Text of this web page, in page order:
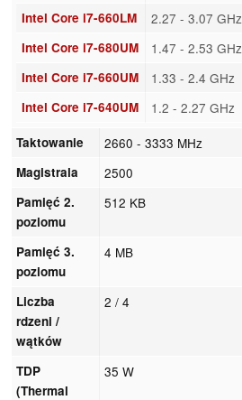
Intel Core i7-660LM 2.27 - 3.07 GHz
Intel Core i7-680UM 1.47 - 2.53 GHz
Intel Core i7-660UM 1.33 - 2.4 GHz
Intel Core i7-640UM 1.2 - 2.27 GHz
Taktowanie 2660 - 3333 MHz
Magistrala 2500
Pamięć 2.
poziomu
512 KB
Pamięć 3.
poziomu
4 MB
Liczba
rdzeni /
wątków
2 / 4
TDP
(Thermal
35 W